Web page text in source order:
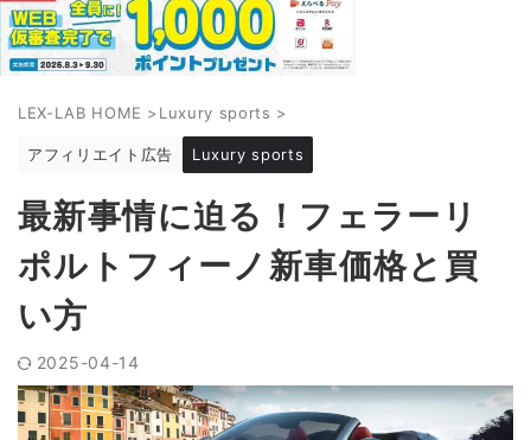
LEX-LAB HOME >Luxury sports >
アフィリエイト広告 Luxury sports
最新事情に迫る！フェラーリ
ポルトフィーノ新車価格と買
い方
2025-04-14